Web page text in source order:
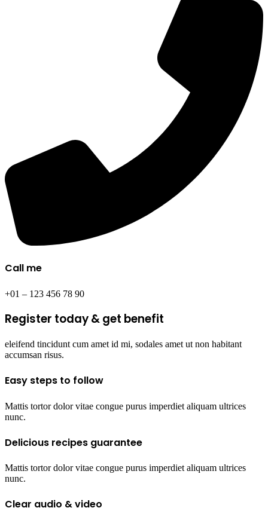
Call me​
+01 – 123 456 78 90​
Register today & get benefit​
eleifend tincidunt cum amet id mi, sodales amet ut non habitant
accumsan risus.
Easy steps to follow​
Mattis tortor dolor vitae congue purus imperdiet aliquam ultrices
nunc.
Delicious recipes guarantee​
Mattis tortor dolor vitae congue purus imperdiet aliquam ultrices
nunc.
Clear audio & video​